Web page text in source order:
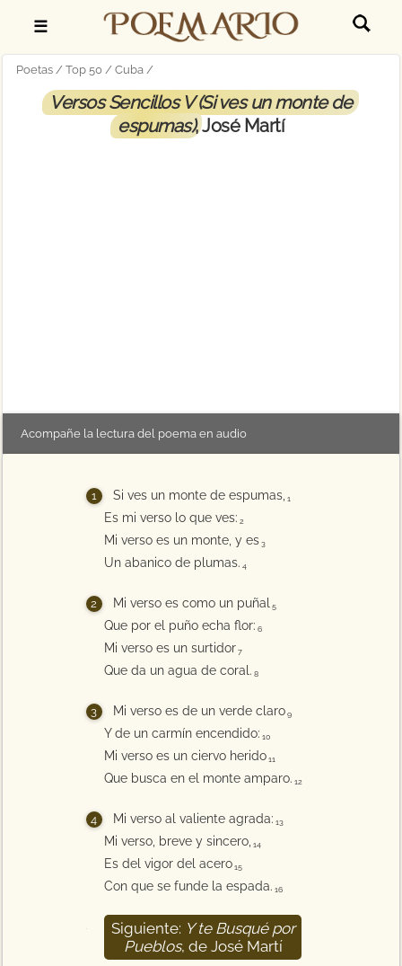
☰
Poetas Top 50 Cuba
Versos Sencillos V (Si ves un monte de
espumas), José Martí
Acompañe la lectura del poema en audio
Si ves un monte de espumas, 1
Es mi verso lo que ves: 2
Mi verso es un monte, y es 3
Un abanico de plumas. 4
Mi verso es como un puñal 5
Que por el puño echa flor: 6
Mi verso es un surtidor 7
Que da un agua de coral. 8
Mi verso es de un verde claro 9
Y de un carmín encendido: 10
Mi verso es un ciervo herido 11
Que busca en el monte amparo. 12
Mi verso al valiente agrada: 13
Mi verso, breve y sincero, 14
Es del vigor del acero 15
Con que se funde la espada. 16
Siguiente: Y te Busqué por
Pueblos, de José Martí